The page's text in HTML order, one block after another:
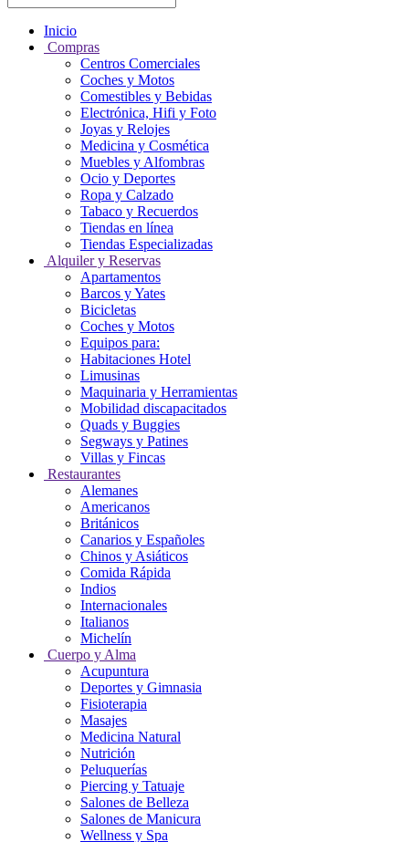
Inicio
Compras
Centros Comerciales
Coches y Motos
Comestibles y Bebidas
Electrónica, Hifi y Foto
Joyas y Relojes
Medicina y Cosmética
Muebles y Alfombras
Ocio y Deportes
Ropa y Calzado
Tabaco y Recuerdos
Tiendas en línea
Tiendas Especializadas
Alquiler y Reservas
Apartamentos
Barcos y Yates
Bicicletas
Coches y Motos
Equipos para:
Habitaciones Hotel
Limusinas
Maquinaria y Herramientas
Mobilidad discapacitados
Quads y Buggies
Segways y Patines
Villas y Fincas
Restaurantes
Alemanes
Americanos
Británicos
Canarios y Españoles
Chinos y Asiáticos
Comida Rápida
Indios
Internacionales
Italianos
Michelín
Cuerpo y Alma
Acupuntura
Deportes y Gimnasia
Fisioterapia
Masajes
Medicina Natural
Nutrición
Peluquerías
Piercing y Tatuaje
Salones de Belleza
Salones de Manicura
Wellness y Spa